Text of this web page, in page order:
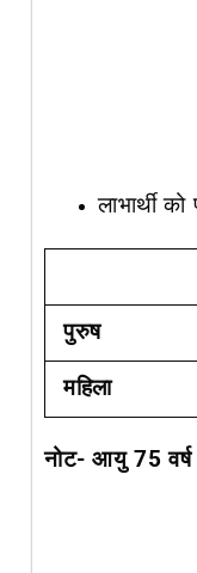
लाभार्थी
पुरुष
महिला
नोट- आयु 75